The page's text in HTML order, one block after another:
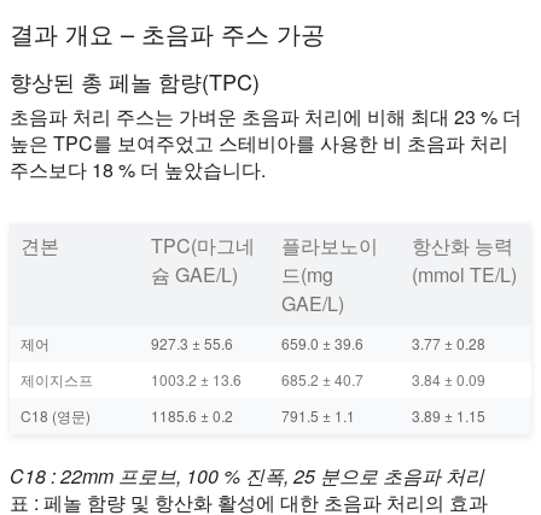
결과 개요 – 초음파 주스 가공
향상된 총 페놀 함량(TPC)
초음파 처리 주스는 가벼운 초음파 처리에 비해 최대 23 % 더
높은 TPC를 보여주었고 스테비아를 사용한 비 초음파 처리
주스보다 18 % 더 높았습니다.
견본
TPC(마그네
슘 GAE/L)
플라보노이
드(mg
GAE/L)
항산화 능력
(mmol TE/L)
제어 927.3 ± 55.6 659.0 ± 39.6
3.77 ± 0.28
제이지스프
1003.2 ± 13.6 685.2 ± 40.7
3.84 ± 0.09
C18 (영문)
1185.6 ± 0.2 791.5 ± 1.1 3.89 ± 1.15
C18 : 22mm 프로브, 100 % 진폭, 25 분으로 초음파 처리
표 : 페놀 함량 및 항산화 활성에 대한 초음파 처리의 효과